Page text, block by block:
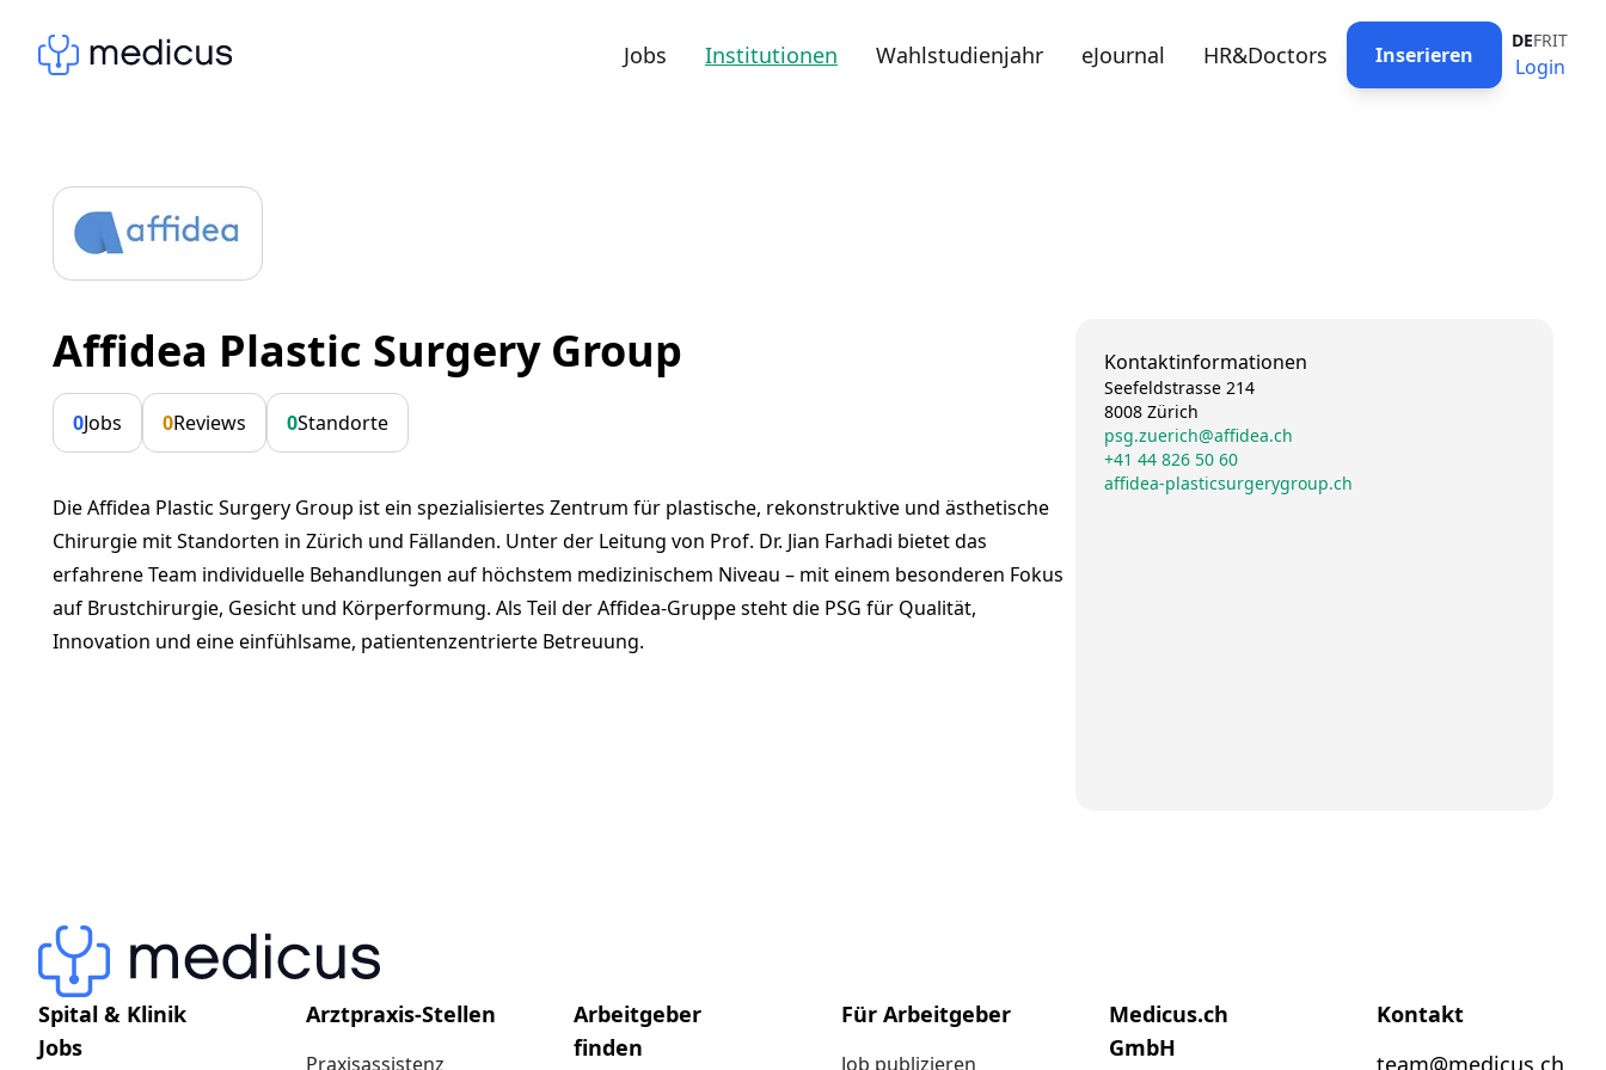
Jobs Institutionen Wahlstudienjahr eJournal HR&Doctors Inserieren
DEFRIT
Login
Affidea Plastic Surgery Group
0Jobs 0Reviews 0Standorte
Die Affidea Plastic Surgery Group ist ein spezialisiertes Zentrum für plastische, rekonstruktive und ästhetische
Chirurgie mit Standorten in Zürich und Fällanden. Unter der Leitung von Prof. Dr. Jian Farhadi bietet das
erfahrene Team individuelle Behandlungen auf höchstem medizinischem Niveau – mit einem besonderen Fokus
auf Brustchirurgie, Gesicht und Körperformung. Als Teil der Affidea-Gruppe steht die PSG für Qualität,
Innovation und eine einfühlsame, patientenzentrierte Betreuung.
Kontaktinformationen
Seefeldstrasse 214
8008 Zürich
psg.zuerich@affidea.ch
+41 44 826 50 60
affidea-plasticsurgerygroup.ch
Spital & Klinik
Jobs
Arztpraxis-Stellen
Praxisassistenz
Arbeitgeber
finden
Für Arbeitgeber
Job publizieren
Medicus.ch
GmbH
Kontakt
team@medicus.ch